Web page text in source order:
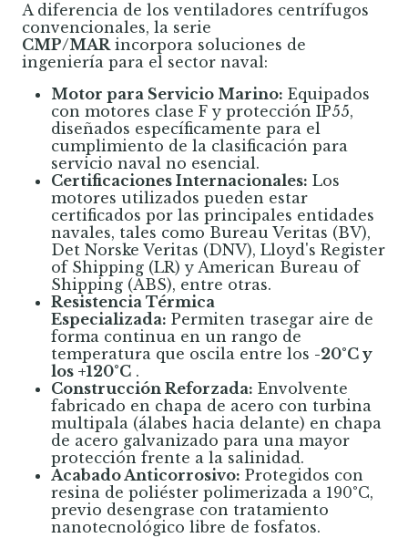
A diferencia de los ventiladores centrífugos
convencionales, la serie
CMP/MARincorpora soluciones de
ingeniería para el sector naval:
Motor para Servicio Marino: Equipados
con motores clase F y protección IP55,
diseñados específicamente para el
cumplimiento de la clasificación para
servicio naval no esencial.
Certificaciones Internacionales: Los
motores utilizados pueden estar
certificados por las principales entidades
navales, tales como Bureau Veritas (BV),
Det Norske Veritas (DNV), Lloyd's Register
of Shipping (LR) y American Bureau of
Shipping (ABS), entre otras.
Resistencia Térmica
Especializada: Permiten trasegar aire de
forma continua en un rango de
temperatura que oscila entre los -20°C y
los +120°C .
Construcción Reforzada: Envolvente
fabricado en chapa de acero con turbina
multipala (álabes hacia delante) en chapa
de acero galvanizado para una mayor
protección frente a la salinidad.
Acabado Anticorrosivo: Protegidos con
resina de poliéster polimerizada a 190°C,
previo desengrase con tratamiento
nanotecnológico libre de fosfatos.